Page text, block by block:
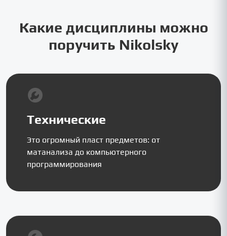
Какие дисциплины можно
поручить Nikolsky
Технические
Это огромный пласт предметов: от
матанализа до компьютерного
программирования